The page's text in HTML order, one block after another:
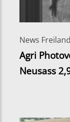
News
Agri
Neusass